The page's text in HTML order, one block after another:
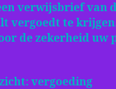
verwijsbrief van
vergoedt te
de zekerheid uw
vergoeding